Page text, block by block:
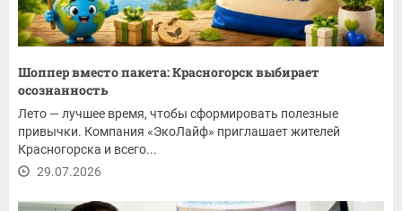
Шоппер вместо пакета: Красногорск выбирает
осознанность
Лето — лучшее время, чтобы сформировать полезные
привычки. Компания «ЭкоЛайф» приглашает жителей
Красногорска и всего...
29.07.2026